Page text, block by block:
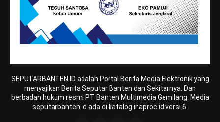
SEPUTARBANTEN.ID adalah Portal Berita Media Elektronik yang
menyajikan Berita Seputar Banten dan Sekitarnya. Dan
berbadan hukum resmi PT Banten Multimedia Gemilang. Media
seputarbanten.id ada di katalog.inaproc.id versi 6.